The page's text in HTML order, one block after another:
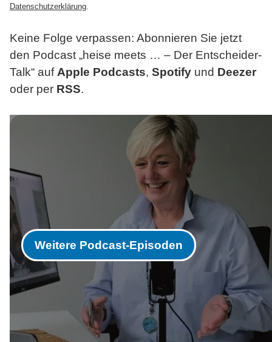
Datenschutzerklärung.
Keine Folge verpassen: Abonnieren Sie jetzt
den Podcast „heise meets … – Der Entscheider-
Talk“ auf Apple Podcasts, Spotify und Deezer
oder per RSS.
Weitere Podcast-Episoden